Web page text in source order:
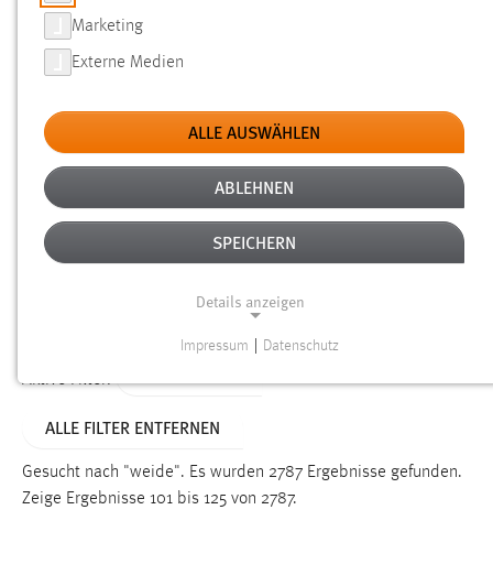
FILTER
Typ
Erstellungsdatum
Alter
Aktive Filter:
ALLE FILTER ENTFERNEN
Gesucht nach "weide". Es wurden 2787 Ergebnisse gefunden.
Zeige Ergebnisse 101 bis 125 von 2787.
Marketing
Externe Medien
ALLE AUSWÄHLEN
ABLEHNEN
SPEICHERN
Details anzeigen
Funktionen und sind für die einwandfreie Funktion der
Einverständnis
Impressum Datenschutz